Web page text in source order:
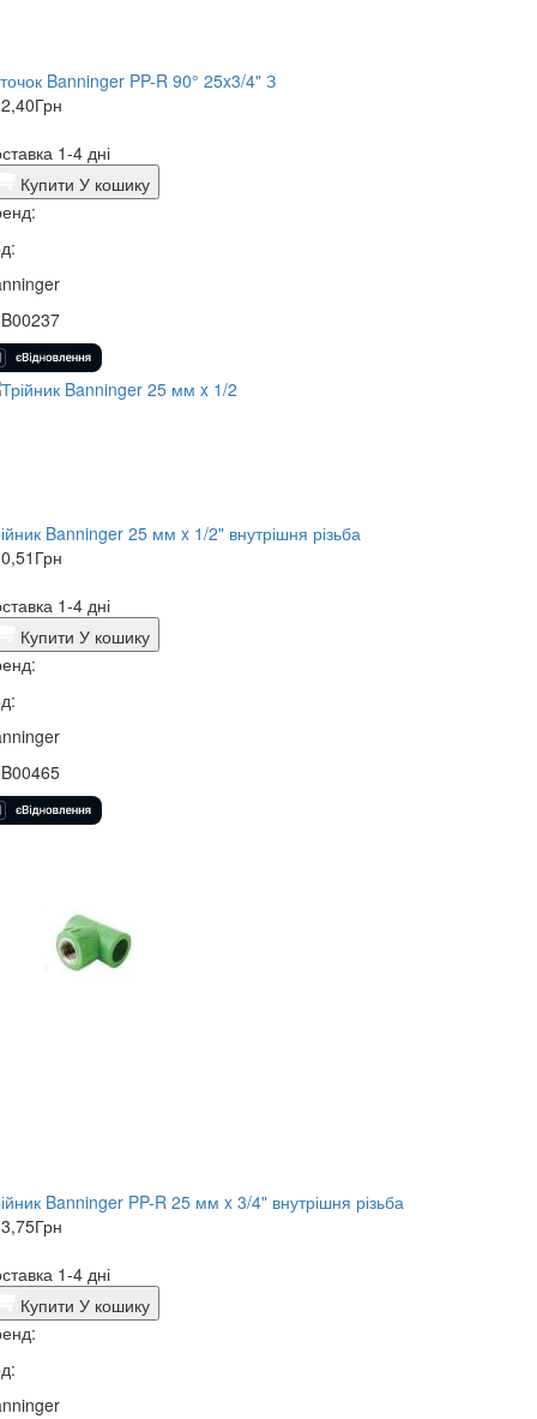
Banninger PP-R 90° 25x3/4" З
Грн
1-4 дні
Купити У кошику
Banninger 25 мм x 1/2" внутрішня різьба
Грн
1-4 дні
Купити У кошику
Banninger PP-R 25 мм x 3/4" внутрішня різьба
Грн
1-4 дні
Купити У кошику